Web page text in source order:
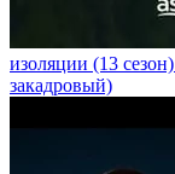
изоляции (13 сезон)
закадровый)